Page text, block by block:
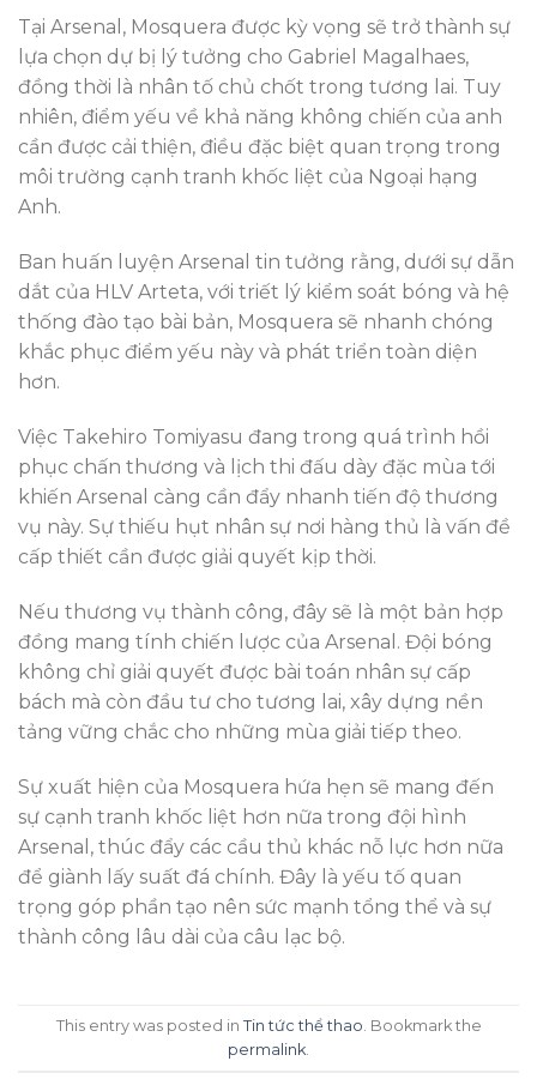
Tại Arsenal, Mosquera được kỳ vọng sẽ trở thành sự
lựa chọn dự bị lý tưởng cho Gabriel Magalhaes,
đồng thời là nhân tố chủ chốt trong tương lai. Tuy
nhiên, điểm yếu về khả năng không chiến của anh
cần được cải thiện, điều đặc biệt quan trọng trong
môi trường cạnh tranh khốc liệt của Ngoại hạng
Anh.
Ban huấn luyện Arsenal tin tưởng rằng, dưới sự dẫn
dắt của HLV Arteta, với triết lý kiểm soát bóng và hệ
thống đào tạo bài bản, Mosquera sẽ nhanh chóng
khắc phục điểm yếu này và phát triển toàn diện
hơn.
Việc Takehiro Tomiyasu đang trong quá trình hồi
phục chấn thương và lịch thi đấu dày đặc mùa tới
khiến Arsenal càng cần đẩy nhanh tiến độ thương
vụ này. Sự thiếu hụt nhân sự nơi hàng thủ là vấn đề
cấp thiết cần được giải quyết kịp thời.
Nếu thương vụ thành công, đây sẽ là một bản hợp
đồng mang tính chiến lược của Arsenal. Đội bóng
không chỉ giải quyết được bài toán nhân sự cấp
bách mà còn đầu tư cho tương lai, xây dựng nền
tảng vững chắc cho những mùa giải tiếp theo.
Sự xuất hiện của Mosquera hứa hẹn sẽ mang đến
sự cạnh tranh khốc liệt hơn nữa trong đội hình
Arsenal, thúc đẩy các cầu thủ khác nỗ lực hơn nữa
để giành lấy suất đá chính. Đây là yếu tố quan
trọng góp phần tạo nên sức mạnh tổng thể và sự
thành công lâu dài của câu lạc bộ.
This entry was posted in Tin tức thể thao . Bookmark the
permalink